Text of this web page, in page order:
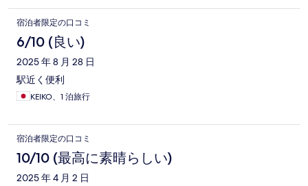
宿泊者限定の口コミ
6/10 (良い)
2025 年 8 月 28 日
駅近く便利
KEIKO、1 泊旅行
宿泊者限定の口コミ
10/10 (最高に素晴らしい)
2025 年 4 月 2 日